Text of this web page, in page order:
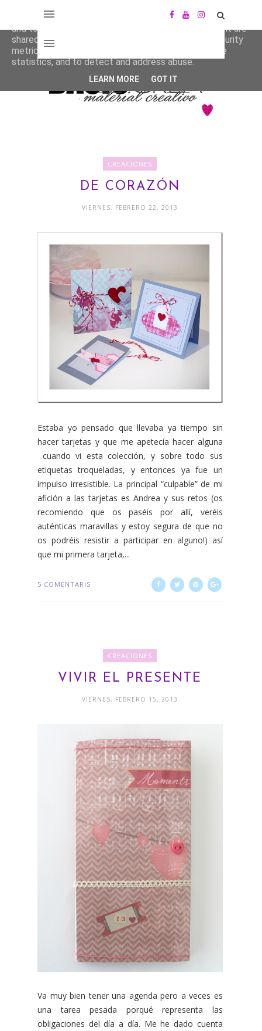
CREACIONES
DE CORAZÓN
VIERNES, FEBRERO 22, 2013
Estaba yo pensado que llevaba ya tiempo sin
hacer tarjetas y que me apetecía hacer alguna
cuando vi esta colección, y sobre todo sus
etiquetas troqueladas, y entonces ya fue un
impulso irresistible. La principal “culpable” de mi
afición a las tarjetas es Andrea y sus retos (os
recomiendo que os paséis por allí, veréis
auténticas maravillas y estoy segura de que no
os podréis resistir a participar en alguno!) así
que mi primera tarjeta,...
5 COMENTARIS
CREACIONES
VIVIR EL PRESENTE
VIERNES, FEBRERO 15, 2013
Va muy bien tener una agenda pero a veces es
una tarea pesada porqué representa las
obligaciones del día a día. Me he dado cuenta
This site uses cookies from Google to deliver its services
and to analyze traffic. Your IP address and user-agent are
shared with Google along with performance and security
metrics to ensure quality of service, generate usage
statistics, and to detect and address abuse.
LEARN MORE GOT IT